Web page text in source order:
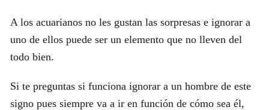
A los acuarianos no les gustan las sorpresas e ignorar a
uno de ellos puede ser un elemento que no lleven del
todo bien.
Si te preguntas si funciona ignorar a un hombre de este
signo pues siempre va a ir en función de cómo sea él,